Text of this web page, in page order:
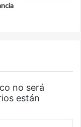
no será
están